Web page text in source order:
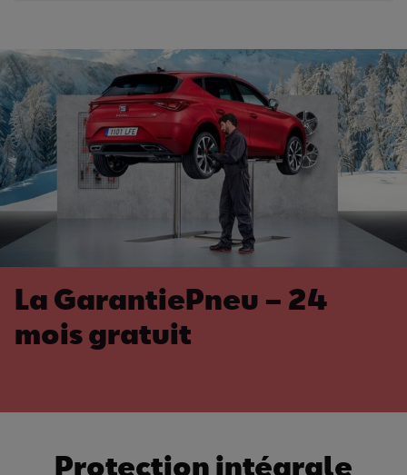
La GarantiePneu – 24
mois gratuit
Protection intégrale